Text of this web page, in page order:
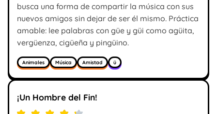
busca una forma de compartir la música con sus
nuevos amigos sin dejar de ser él mismo. Práctica
amable: lee palabras con güe y güi como agüita,
vergüenza, cigüeña y pingüino.
Animales Música Amistad ü
¡Un Hombre del Fin!